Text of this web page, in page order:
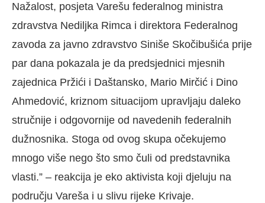
Nažalost, posjeta Varešu federalnog ministra
zdravstva Nediljka Rimca i direktora Federalnog
zavoda za javno zdravstvo Siniše Skočibušića prije
par dana pokazala je da predsjednici mjesnih
zajednica Pržići i Daštansko, Mario Mirčić i Dino
Ahmedović, kriznom situacijom upravljaju daleko
stručnije i odgovornije od navedenih federalnih
dužnosnika. Stoga od ovog skupa očekujemo
mnogo više nego što smo čuli od predstavnika
vlasti.” – reakcija je eko aktivista koji djeluju na
području Vareša i u slivu rijeke Krivaje.